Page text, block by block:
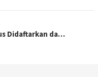
Didaftarkan da…